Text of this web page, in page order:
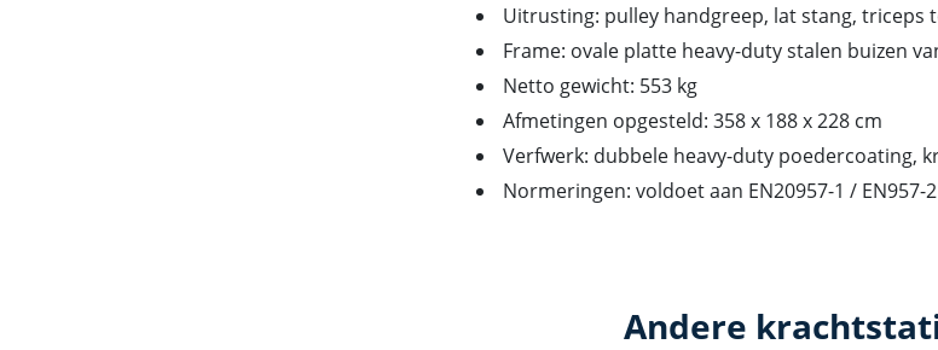
Uitrusting: pulley handgreep, lat stang, triceps
Frame: ovale platte heavy-duty stalen buizen
Netto gewicht: 553 kg
Afmetingen opgesteld: 358 x 188 x 228 cm
Verfwerk: dubbele heavy-duty poedercoating,
Normeringen: voldoet aan EN20957-1 / EN957-2
Andere